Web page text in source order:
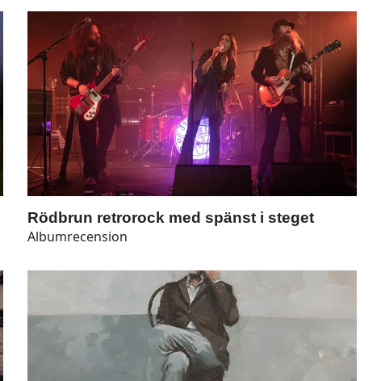
Rödbrun retrorock med spänst i steget
Albumrecension